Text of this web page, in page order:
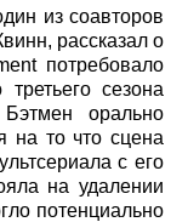
из соавторов
рассказал о
потребовало
сезона
орально
на то что сцена
с его
на удалении
потенциально